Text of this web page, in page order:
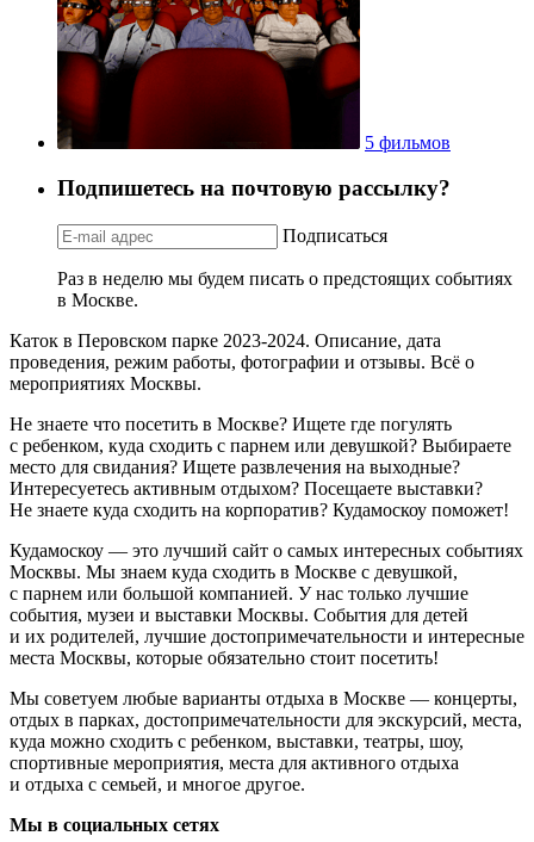
5 фильмов
Подпишетесь на почтовую рассылку?
Подписаться
Раз в неделю мы будем писать о предстоящих событиях
в Москве.
Каток в Перовском парке 2023-2024. Описание, дата
проведения, режим работы, фотографии и отзывы. Всё о
мероприятиях Москвы.
Не знаете что посетить в Москве? Ищете где погулять
с ребенком, куда сходить с парнем или девушкой? Выбираете
место для свидания? Ищете развлечения на выходные?
Интересуетесь активным отдыхом? Посещаете выставки?
Не знаете куда сходить на корпоратив? Кудамоскоу поможет!
Кудамоскоу — это лучший сайт о самых интересных событиях
Москвы. Мы знаем куда сходить в Москве с девушкой,
с парнем или большой компанией. У нас только лучшие
события, музеи и выставки Москвы. События для детей
и их родителей, лучшие достопримечательности и интересные
места Москвы, которые обязательно стоит посетить!
Мы советуем любые варианты отдыха в Москве — концерты,
отдых в парках, достопримечательности для экскурсий, места,
куда можно сходить с ребенком, выставки, театры, шоу,
спортивные мероприятия, места для активного отдыха
и отдыха с семьей, и многое другое.
Мы в социальных сетях